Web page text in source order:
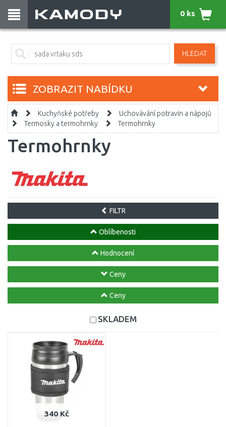
HLEDAT
0 ks
ZOBRAZIT NABÍDKU
Kuchyňské potřeby
Uchovávání potravin a nápojů
Termosky a termohrnky
Termohrnky
Termohrnky
FILTR
Oblíbenosti
Hodnocení
Ceny
Ceny
SKLADEM
340 Kč